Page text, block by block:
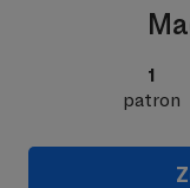
1
patron